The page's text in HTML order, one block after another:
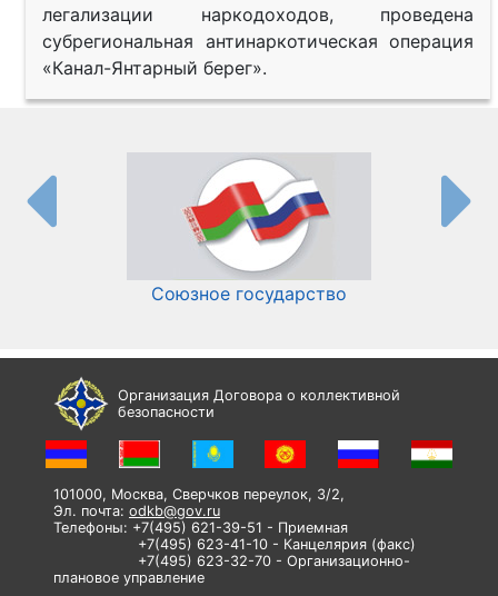
легализации наркодоходов, проведена
субрегиональная антинаркотическая операция
«Канал-Янтарный берег».
Союзное государство
Организация Договора о коллективной
безопасности
101000, Москва, Сверчков переулок, 3/2,
Эл. почта: odkb@gov.ru
Телефоны: +7(495) 621-39-51 - Приемная
+7(495) 623-41-10 - Канцелярия (факс)
+7(495) 623-32-70 - Организационно-
плановое управление